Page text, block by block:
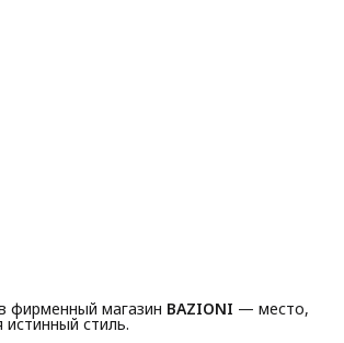
фирменный магазин BAZIONI — место,
стиль.